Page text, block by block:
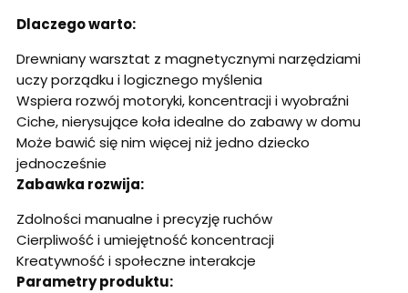
Dlaczego warto:
Drewniany warsztat z magnetycznymi narzędziami
uczy porządku i logicznego myślenia
Wspiera rozwój motoryki, koncentracji i wyobraźni
Ciche, nierysujące koła idealne do zabawy w domu
Może bawić się nim więcej niż jedno dziecko
jednocześnie
Zabawka rozwija:
Zdolności manualne i precyzję ruchów
Cierpliwość i umiejętność koncentracji
Kreatywność i społeczne interakcje
Parametry produktu: